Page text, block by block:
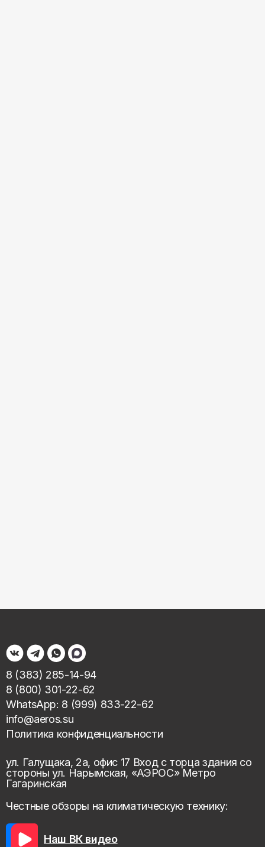
8 (383) 285-14-94
8 (800) 301-22-62
WhatsApp: 8 (999) 833-22-62
info@aeros.su
Политика конфиденциальности
ул. Галущака, 2а, офис 17 Вход с торца здания со
стороны ул. Нарымская, «АЭРОС» Метро
Гагаринская
Честные обзоры на климатическую технику:
Наш ВК видео